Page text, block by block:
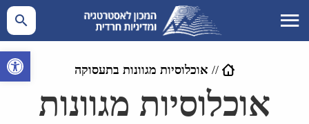
פתח
// אוכלוסיות מגוונות בתעסוקה
אוכלוסיות מגוונות